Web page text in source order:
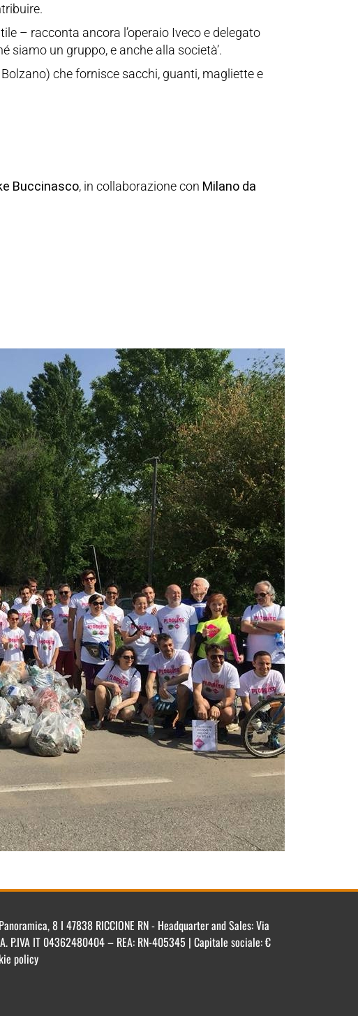
– racconta ancora l’operaio Iveco e delegato
siamo un gruppo, e anche alla società’.
che fornisce sacchi, guanti, magliette e
Buccinasco, in collaborazione con Milano da
8 I 47838 RICCIONE RN - Headquarter and Sales: Via
P.IVA IT 04362480404 – REA: RN-405345 | Capitale sociale: €
policy